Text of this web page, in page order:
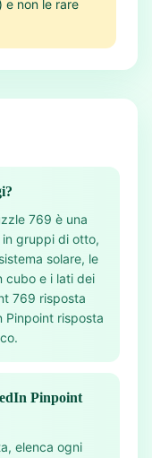
e non le rare
769 è una
gruppi di otto,
solare, le
cubo e i lati dei
769 risposta
Pinpoint risposta
Pinpoint
elenca ogni